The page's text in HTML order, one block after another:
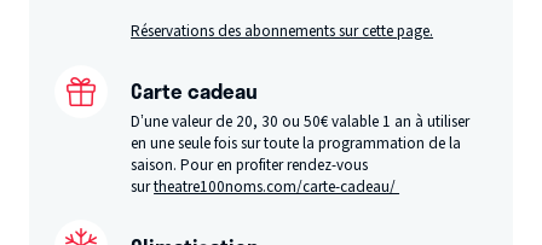
Réservations des abonnements sur cette page.
Carte cadeau
D’une valeur de 20, 30 ou 50€ valable 1 an à utiliser
en une seule fois sur toute la programmation de la
saison. Pour en profiter rendez-vous
surtheatre100noms.com/carte-cadeau/